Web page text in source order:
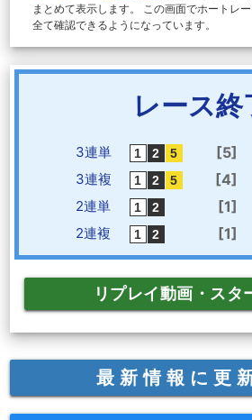
まとめて表示します。 この画面でホートレ
全て確認できるようになっています。
レース終
3連単 [5]
3連複 [4]
2連単 [1]
2連複 [1]
リプレイ動画・スタ
最新情報に更